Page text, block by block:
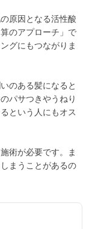
原因となる活性酸
のアプローチ」で
グにもつながりま
のある髪になると
パサつきやうねり
という人にもオス
術が必要です。ま
まうことがあるの